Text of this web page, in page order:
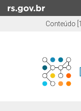
Skip to main content
Conteúdo [1]